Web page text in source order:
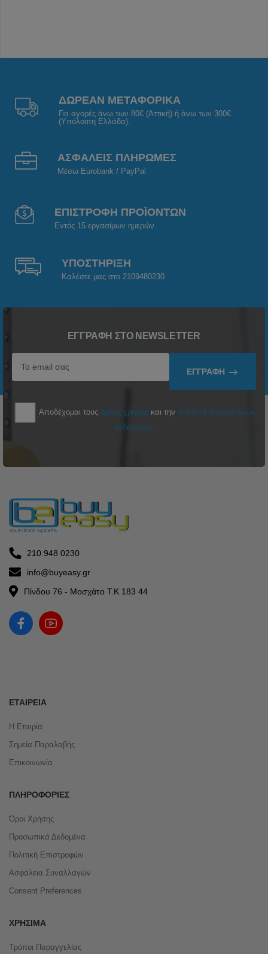
ΔΩΡΕΑΝ ΜΕΤΑΦΟΡΙΚΑ
Για αγορές άνω των 80€ (Αττική) ή άνω των 300€
(Υπόλοιπη Ελλάδα).
ΑΣΦΑΛΕΙΣ ΠΛΗΡΩΜΕΣ
Μέσω Eurobank / PayPal
ΕΠΙΣΤΡΟΦΗ ΠΡΟΪΟΝΤΩΝ
Εντός 15 εργασίμων ημερών
ΥΠΟΣΤΗΡΙΞΗ
Καλέστε μας στο 2109480230
ΕΓΓΡΑΦΉ ΣΤΟ NEWSLETTER
ΕΓΓΡΑΦΉ
Αποδέχομαι τους όρους χρήσης και την πολιτική προσωπικών
δεδομένων
210 948 0230
info@buyeasy.gr
Πίνδου 76 - Μοσχάτο Τ.Κ 183 44
ΕΤΑΙΡΕΊΑ
Η Εταιρία
Σημεία Παραλαβής
Επικοινωνία
ΠΛΗΡΟΦΟΡΊΕΣ
Όροι Χρήσης
Προσωπικά Δεδομένα
Πολιτική Επιστροφών
Ασφάλεια Συναλλαγών
Consent Preferences
ΧΡΉΣΙΜΑ
Τρόποι Παραγγελίας